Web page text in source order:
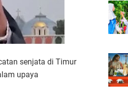
senjata di Timur
upaya